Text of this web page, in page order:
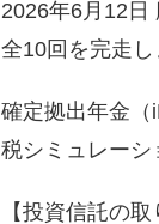
2026年6月12日
全10回を完走し
確定拠出年金（
税シミュレー
【投資信託の